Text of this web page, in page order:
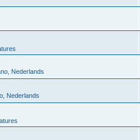
Nederlands
Nederlands